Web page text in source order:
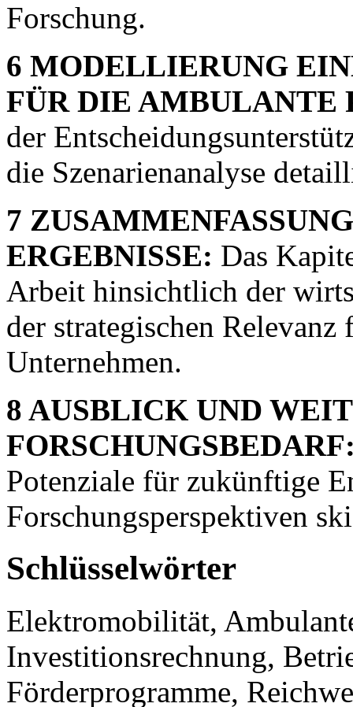
Forschung.
6 MODELLIERUNG
FÜR DIE AMBULANTE
der
die Szenarienanalyse
7
ERGEBNISSE: Das
Arbeit hinsichtlich der
der strategischen
Unternehmen.
8 AUSBLICK UND
Potenziale für zukünftige
Forschungsperspektiven
Schlüsselwörter
Elektromobilität,
Investitionsrechnung,
Förderprogramme,